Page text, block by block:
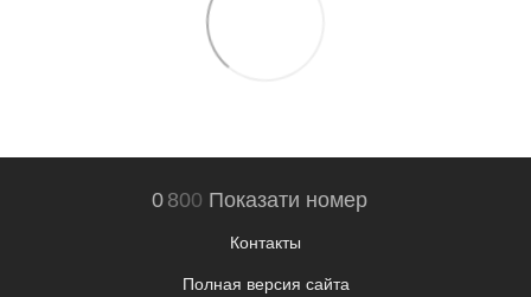
0 800 Показати номер
Контакты
Полная версия сайта